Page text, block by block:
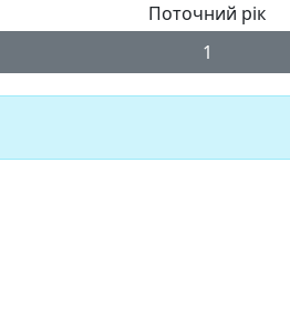
Поточний рік
1